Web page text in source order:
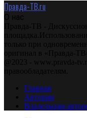
Правда-ТВ.ru
О нас
Правда-ТВ -
только при
оригинал в «Правда-ТВ»
@2023 - www.pravda-
правообладателям.
Главная
Авторам
Владельцам